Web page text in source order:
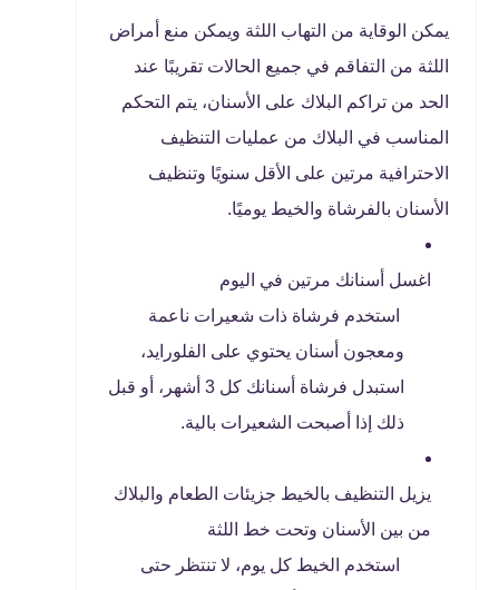
يمكن الوقاية من التهاب اللثة ويمكن منع أمراض
اللثة من التفاقم في جميع الحالات تقريبًا عند
الحد من تراكم البلاك على الأسنان، يتم التحكم
المناسب في البلاك من عمليات التنظيف
الاحترافية مرتين على الأقل سنويًا وتنظيف
الأسنان بالفرشاة والخيط يوميًا.
اغسل أسنانك مرتين في اليوم
استخدم فرشاة ذات شعيرات ناعمة
ومعجون أسنان يحتوي على الفلورايد،
استبدل فرشاة أسنانك كل 3 أشهر، أو قبل
ذلك إذا أصبحت الشعيرات بالية.
يزيل التنظيف بالخيط جزيئات الطعام والبلاك
من بين الأسنان وتحت خط اللثة
استخدم الخيط كل يوم، لا تنتظر حتى